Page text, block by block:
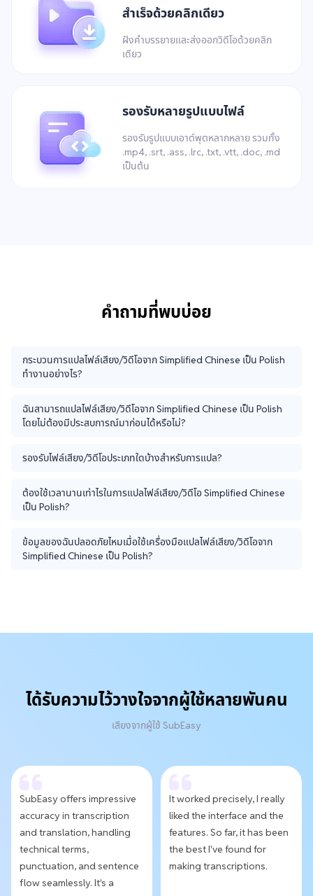
สำเร็จด้วยคลิกเดียว
ฝังคำบรรยายและส่งออกวิดีโอด้วยคลิก
เดียว
รองรับหลายรูปแบบไฟล์
รองรับรูปแบบเอาต์พุตหลากหลาย รวมทั้ง
.mp4, .srt, .ass, .lrc, .txt, .vtt, .doc, .md
เป็นต้น
คำถามที่พบบ่อย
กระบวนการแปลไฟล์เสียง/วิดีโอจาก Simplified Chinese เป็น Polish
ทำงานอย่างไร?
ฉันสามารถแปลไฟล์เสียง/วิดีโอจาก Simplified Chinese เป็น Polish
โดยไม่ต้องมีประสบการณ์มาก่อนได้หรือไม่?
รองรับไฟล์เสียง/วิดีโอประเภทใดบ้างสำหรับการแปล?
ต้องใช้เวลานานเท่าไรในการแปลไฟล์เสียง/วิดีโอ Simplified Chinese
เป็น Polish?
ข้อมูลของฉันปลอดภัยไหมเมื่อใช้เครื่องมือแปลไฟล์เสียง/วิดีโอจาก
Simplified Chinese เป็น Polish?
ได้รับความไว้วางใจจากผู้ใช้หลายพันคน
เสียงจากผู้ใช้ SubEasy
SubEasy offers impressive
accuracy in transcription
and translation, handling
technical terms,
punctuation, and sentence
flow seamlessly. It's a
It worked precisely, I really
liked the interface and the
features. So far, it has been
the best I've found for
making transcriptions.